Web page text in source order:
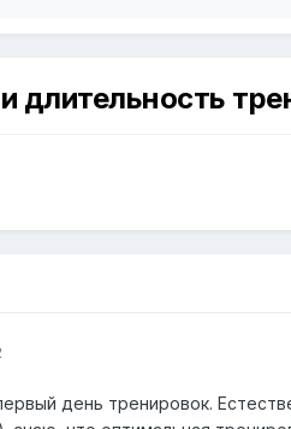
длительность
день тренировок.